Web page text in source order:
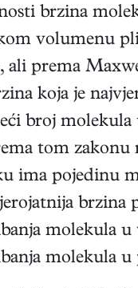
brzina
volumenu
ali prema
koja je
broj
tom
ima pojedinu
brzina
molekula
molekula